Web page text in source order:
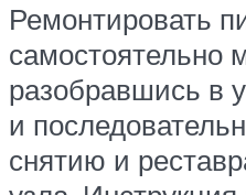
Ремонтировать
самостоятельно
разобравшись в
и
снятию и